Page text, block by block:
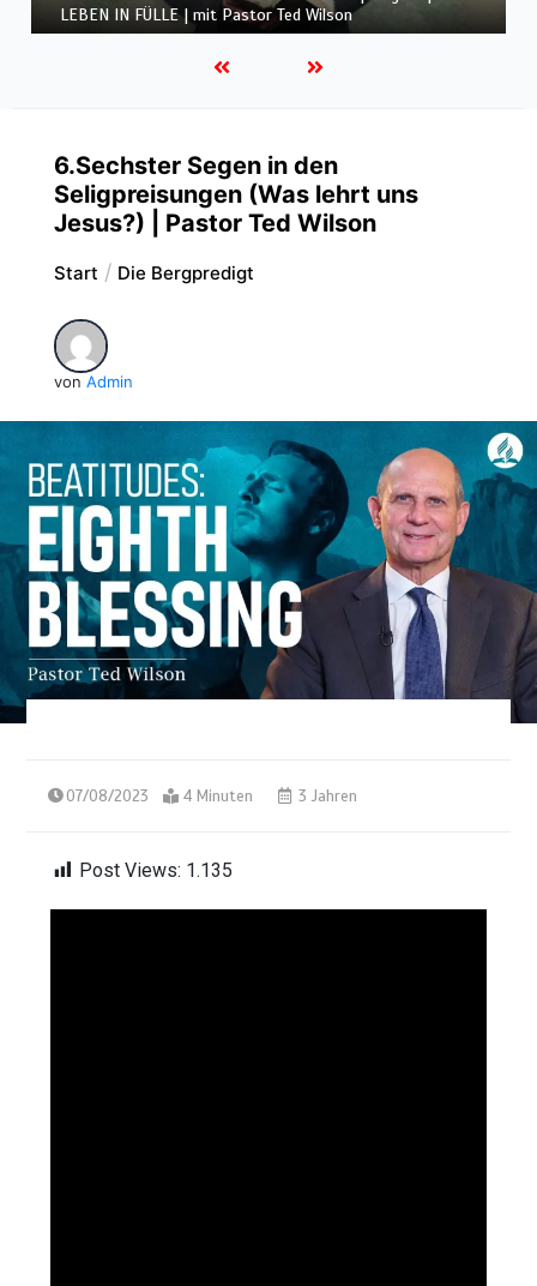
Folge 1 | LEBEN IN FÜLLE | mit Pastor Ted Wilson
6.Sechster Segen in den
Seligpreisungen (Was lehrt uns
Jesus?) | Pastor Ted Wilson
Start Die Bergpredigt
von Admin
07/08/2023 4 Minuten 3 Jahren
Post Views: 1.135